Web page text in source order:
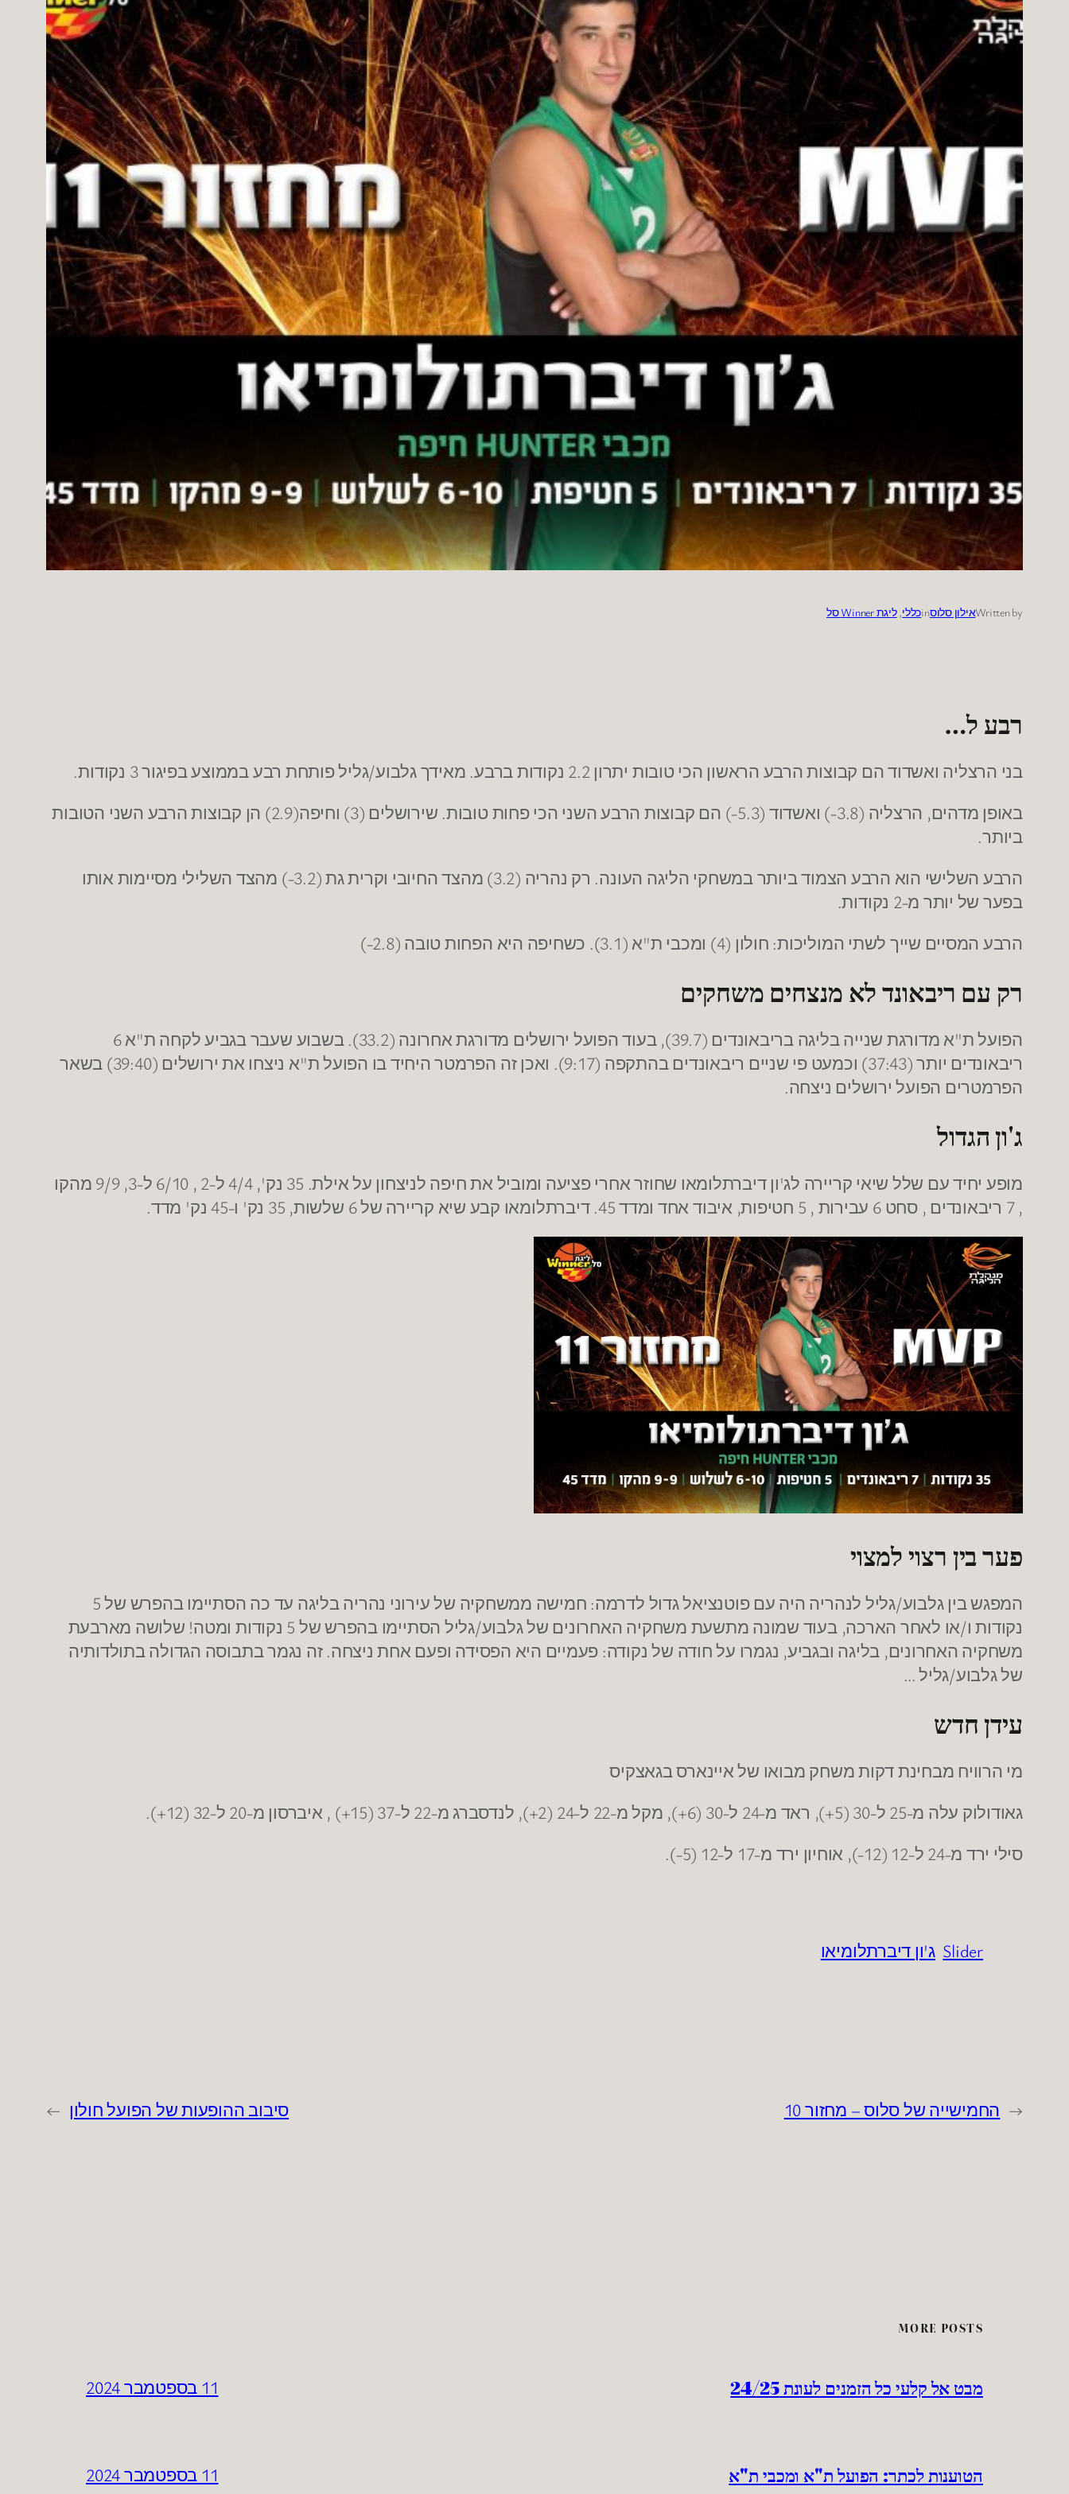
Written byאילון סלוסinכללי, ליגת Winner סל
רבע ל…
בני הרצליה ואשדוד הם קבוצות הרבע הראשון הכי טובות יתרון 2.2 נקודות ברבע. מאידך גלבוע/גליל פותחת רבע בממוצע בפיגור 3 נקודות.
באופן מדהים, הרצליה (3.8-) ואשדוד (5.3-) הם קבוצות הרבע השני הכי פחות טובות. שירושלים (3) וחיפה(2.9) הן קבוצות הרבע השני הטובות
ביותר.
הרבע השלישי הוא הרבע הצמוד ביותר במשחקי הליגה העונה. רק נהריה (3.2) מהצד החיובי וקרית גת (3.2-) מהצד השלילי מסיימות אותו
בפער של יותר מ-2 נקודות.
הרבע המסיים שייך לשתי המוליכות: חולון (4) ומכבי ת"א (3.1). כשחיפה היא הפחות טובה (2.8-)
רק עם ריבאונד לא מנצחים משחקים
הפועל ת"א מדורגת שנייה בליגה בריבאונדים (39.7), בעוד הפועל ירושלים מדורגת אחרונה (33.2). בשבוע שעבר בגביע לקחה ת"א 6
ריבאונדים יותר (37:43) וכמעט פי שניים ריבאונדים בהתקפה (9:17). ואכן זה הפרמטר היחיד בו הפועל ת"א ניצחו את ירושלים (39:40) בשאר
הפרמטרים הפועל ירושלים ניצחה.
ג'ון הגדול
מופע יחיד עם שלל שיאי קריירה לג'ון דיברתלומאו שחוזר אחרי פציעה ומוביל את חיפה לניצחון על אילת. 35 נק', 4/4 ל-2 , 6/10 ל-3, 9/9 מהקו
, 7 ריבאונדים , סחט 6 עבירות , 5 חטיפות, איבוד אחד ומדד 45. דיברתלומאו קבע שיא קריירה של 6 שלשות, 35 נק' ו-45 נק' מדד.
פער בין רצוי למצוי
המפגש בין גלבוע/גליל לנהריה היה עם פוטנציאל גדול לדרמה: חמישה ממשחקיה של עירוני נהריה בליגה עד כה הסתיימו בהפרש של 5
נקודות ו/או לאחר הארכה, בעוד שמונה מתשעת משחקיה האחרונים של גלבוע/גליל הסתיימו בהפרש של 5 נקודות ומטה! שלושה מארבעת
משחקיה האחרונים, בליגה ובגביע, נגמרו על חודה של נקודה: פעמיים היא הפסידה ופעם אחת ניצחה. זה נגמר בתבוסה הגדולה בתולדותיה
של גלבוע/גליל …
עידן חדש
מי הרוויח מבחינת דקות משחק מבואו של איינארס בגאצקיס
גאודולוק עלה מ-25 ל-30 (5+), ראד מ-24 ל-30 (6+), מקל מ-22 ל-24 (2+), לנדסברג מ-22 ל-37 (15+) , איברסון מ-20 ל-32 (12+).
סילי ירד מ-24 ל-12 (12-), אוחיון ירד מ-17 ל-12 (5-).
Slider ג'ון דיברתלומיאו
← החמישייה של סלוס – מחזור 10 סיבוב ההופעות של הפועל חולון →
MORE POSTS
מבט אל קלעי כל הזמנים לעונת 24/25 11 בספטמבר 2024
הטוענות לכתר: הפועל ת"א ומכבי ת"א 11 בספטמבר 2024